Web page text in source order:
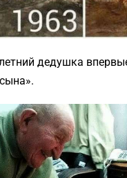
дедушка